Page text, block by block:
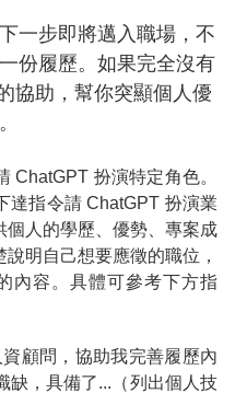
一步即將邁入職場，不
份履歷。如果完全沒有
協助，幫你突顯個人優
ChatGPT 扮演特定角色。
達指令請 ChatGPT 扮演業
個人的學歷、優勢、專案成
明自己想要應徵的職位，
內容。具體可參考下方指
顧問，協助我完善履歷內
缺，具備了...（列出個人技